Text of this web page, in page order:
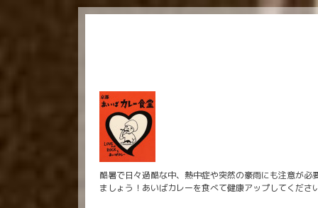
酷暑で日々過酷な中、熱中症や突然の豪雨にも注意が
ましょう！あいばカレーを食べて健康アップしてくださ